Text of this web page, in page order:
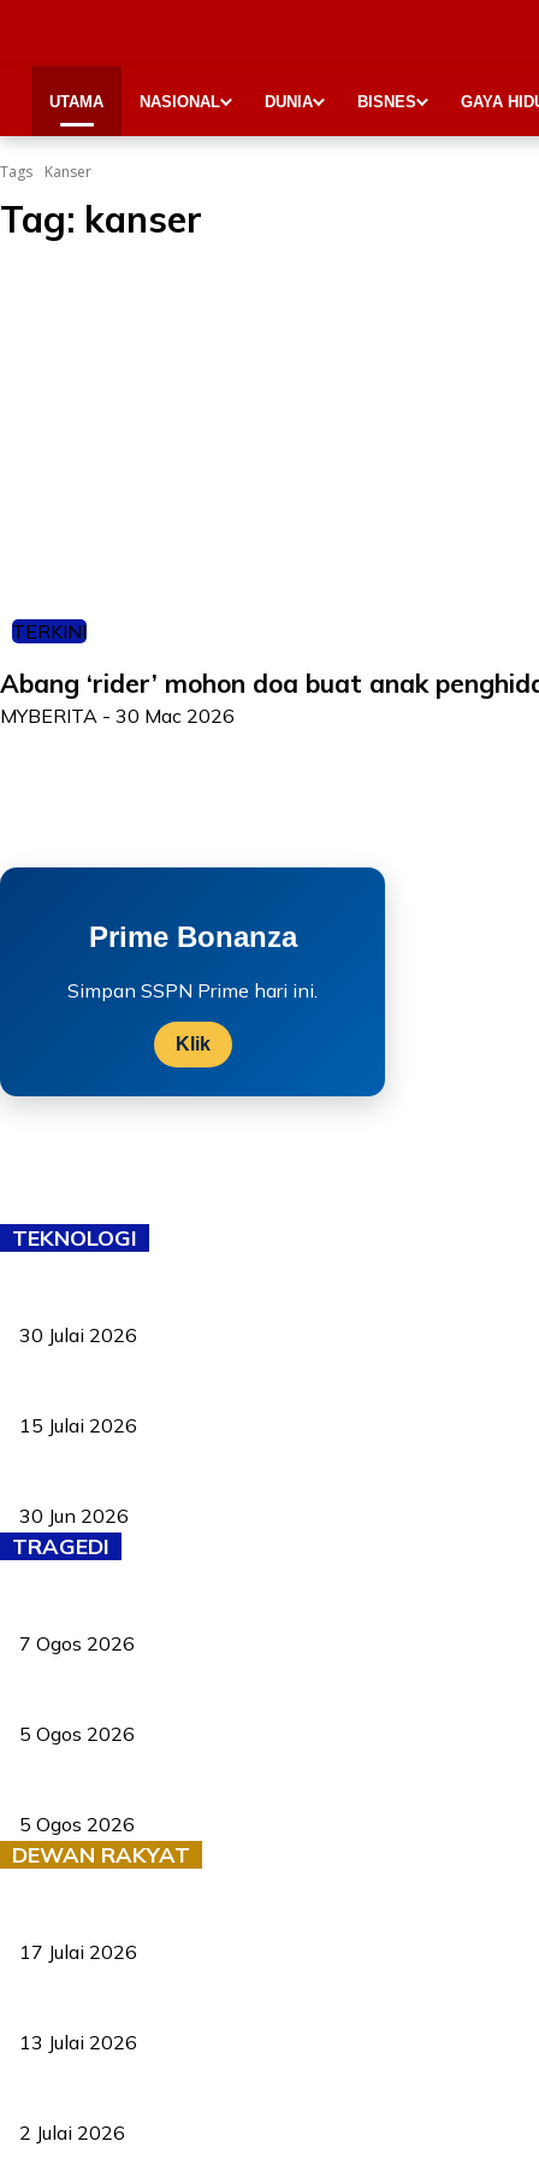
UTAMA NASIONAL DUNIA BISNES GAYA
Tags Kanser
Tag: kanser
TERKINI
Abang ‘rider’ mohon doa buat anak
MYBERITA - 30 Mac 2026
Prime Bonanza
Simpan SSPN Prime hari ini.
Klik
TEKNOLOGI
30 Julai 2026
15 Julai 2026
30 Jun 2026
TRAGEDI
7 Ogos 2026
5 Ogos 2026
5 Ogos 2026
DEWAN RAKYAT
17 Julai 2026
13 Julai 2026
2 Julai 2026